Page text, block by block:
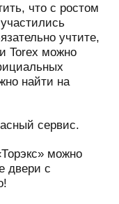
что с ростом
учтите,
Torex можно
найти на
сервис.
можно
двери с